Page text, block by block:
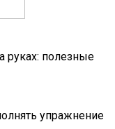
руках: полезные
упражнение